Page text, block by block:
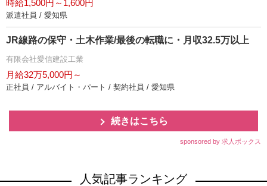
時給1,500円～1,600円
派遣社員 / 愛知県
JR線路の保守・土木作業/最後の転職に・月収32.5万以上
有限会社愛信建設工業
月給32万5,000円～
正社員 / アルバイト・パート / 契約社員 / 愛知県
続きはこちら
sponsored by 求人ボックス
人気記事ランキング